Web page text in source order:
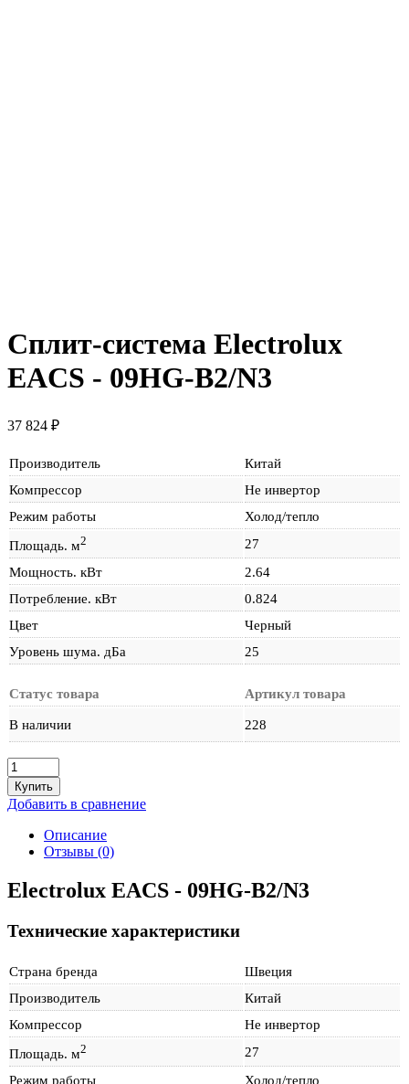
Сплит-система Electrolux
EACS - 09HG-B2/N3
37 824 ₽
Производитель
Китай
Компрессор
Не инвертор
Режим работы
Холод/тепло
Площадь. м2
27
Мощность. кВт
2.64
Потребление. кВт
0.824
Цвет
Черный
Уровень шума. дБа
25
Статус товара Артикул товара
В наличии 228
Количество
товара
Electrolux
EACS
09HG-
B2/N3
Купить
Добавить в сравнение
Описание
Отзывы (0)
Electrolux EACS - 09HG-B2/N3
Технические характеристики
Страна бренда
Швеция
Производитель
Китай
Компрессор
Не инвертор
Площадь. м2
27
Режим работы
Холод/тепло